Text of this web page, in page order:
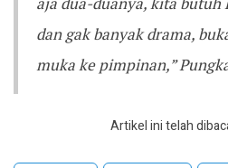
dan gak banyak drama,
muka ke pimpinan,”
Artikel ini telah